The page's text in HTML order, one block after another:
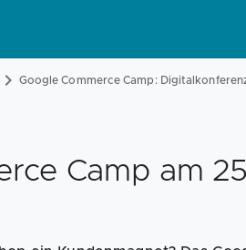
Google Commerce Camp:
Camp am